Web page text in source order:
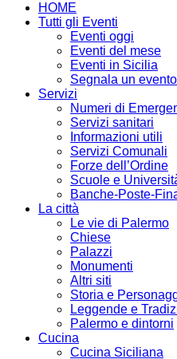
HOME
Tutti gli Eventi
Eventi oggi
Eventi del mese
Eventi in Sicilia
Segnala un evento
Servizi
Numeri di
Servizi sanitari
Informazioni utili
Servizi Comunali
Forze dell’Ordine
Scuole e
Banche-Poste-
La città
Le vie di Palermo
Chiese
Palazzi
Monumenti
Altri siti
Storia e
Leggende e
Palermo e dintorni
Cucina
Cucina Siciliana